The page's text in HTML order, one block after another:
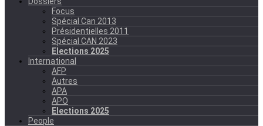
Focus
Spécial Can 2013
Présidentielles 2011
Spécial CAN 2023
Elections 2025
International
AFP
Autres
APA
APO
Elections 2025
People